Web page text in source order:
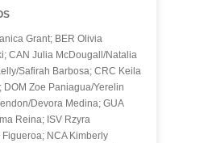
Grant; BER Olivia
CAN Julia McDougall/Natalia
Safirah Barbosa; CRC Keila
DOM Zoe Paniagua/Yerelin
Devora Medina; GUA
Reina; ISV Rzyra
NCA Kimberly